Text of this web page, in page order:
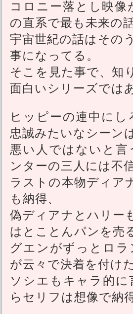
コロニー落とし映
の直系で最も未来の
宇宙世紀の話はその
事になってる。
そこを見た事で、知
面白いシリーズでは
ヒッピーの連中に
忠誠みたいなシーン
悪い人ではないと
ンターの三人には不
ラストの本物ディア
も納得、
偽ディアナとハリー
はとことんパンを売
グエンがずっとロ
が云々で決着を付け
ソシエもキャラ的
らセリフは想像で納